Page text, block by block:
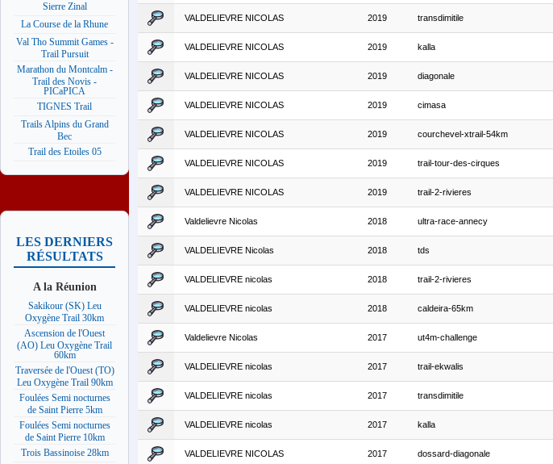
Sierre Zinal
La Course de la Rhune
Val Tho Summit Games -
Trail Pursuit
Marathon du Montcalm -
Trail des Novis -
PICaPICA
TIGNES Trail
Trails Alpins du Grand
Bec
Trail des Etoiles 05
LES DERNIERS
RÉSULTATS
A la Réunion
Sakikour (SK) Leu
Oxygène Trail 30km
Ascension de l'Ouest
(AO) Leu Oxygène Trail
60km
Traversée de l'Ouest (TO)
Leu Oxygène Trail 90km
Foulées Semi nocturnes
de Saint Pierre 5km
Foulées Semi nocturnes
de Saint Pierre 10km
Trois Bassinoise 28km
VALDELIEVRE NICOLAS 2019 transdimitile
VALDELIEVRE NICOLAS 2019 kalla
VALDELIEVRE NICOLAS 2019 diagonale
VALDELIEVRE NICOLAS 2019 cimasa
VALDELIEVRE NICOLAS 2019 courchevel-xtrail-54km
VALDELIEVRE NICOLAS 2019 trail-tour-des-cirques
VALDELIEVRE NICOLAS 2019 trail-2-rivieres
Valdelievre Nicolas 2018 ultra-race-annecy
VALDELIEVRE Nicolas 2018 tds
VALDELIEVRE nicolas 2018 trail-2-rivieres
VALDELIEVRE nicolas 2018 caldeira-65km
Valdelievre Nicolas 2017 ut4m-challenge
VALDELIEVRE nicolas 2017 trail-ekwalis
VALDELIEVRE nicolas 2017 transdimitile
VALDELIEVRE nicolas 2017 kalla
VALDELIEVRE NICOLAS 2017 dossard-diagonale